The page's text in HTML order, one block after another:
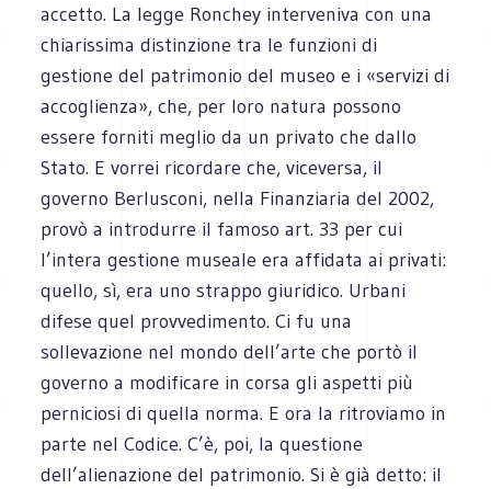
accetto. La legge Ronchey interveniva con una
chiarissima distinzione tra le funzioni di
gestione del patrimonio del museo e i «servizi di
accoglienza», che, per loro natura possono
essere forniti meglio da un privato che dallo
Stato. E vorrei ricordare che, viceversa, il
governo Berlusconi, nella Finanziaria del 2002,
provò a introdurre il famoso art. 33 per cui
l’intera gestione museale era affidata ai privati:
quello, sì, era uno strappo giuridico. Urbani
difese quel provvedimento. Ci fu una
sollevazione nel mondo dell’arte che portò il
governo a modificare in corsa gli aspetti più
perniciosi di quella norma. E ora la ritroviamo in
parte nel Codice. C’è, poi, la questione
dell’alienazione del patrimonio. Si è già detto: il